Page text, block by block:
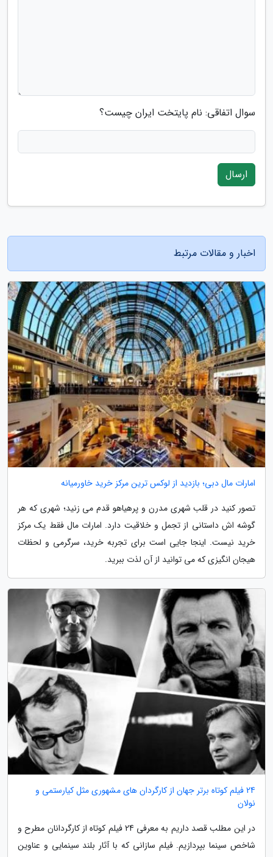
سوال اتفاقی: نام پایتخت ایران چیست؟
ارسال
اخبار و مقالات مرتبط
امارات مال دبی؛ بازدید از لوکس ترین مرکز خرید خاورمیانه
تصور کنید در قلب شهری مدرن و پرهیاهو قدم می زنید؛ شهری که هر
گوشه اش داستانی از تجمل و خلاقیت دارد. امارات مال فقط یک مرکز
خرید نیست. اینجا جایی است برای تجربه خرید، سرگرمی و لحظات
هیجان انگیزی که می توانید از آن لذت ببرید.
24 فیلم کوتاه برتر جهان از کارگردان های مشهوری مثل کیارستمی و
نولان
در این مطلب قصد داریم به معرفی 24 فیلم کوتاه از کارگردانان مطرح و
شاخص سینما بپردازیم. فیلم سازانی که با آثار بلند سینمایی و عناوین